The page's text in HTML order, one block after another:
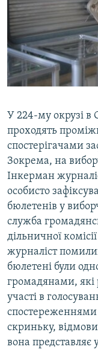
СПЕЦПРОЕКТИ
ДЕПОРТАЦІЯ
ВІДЕОУРОКИ
СВІДЧЕННЯ ОКУПАЦІЇ
ІНФОГРАФІКА
ЯК ОБІЙТИ
Русский
Qırımtatar
ДОЛУЧАЙСЯ!
Усі сайти RFE/RL
У 224-му окрузі в
проходять
спостерігачами
Зокрема, на
Інкерман
особисто
бюлетенів у
служба
дільничної
журналіст
бюлетені були
громадянами, які
участі в
спостереженнями
скриньку,
вона представляє